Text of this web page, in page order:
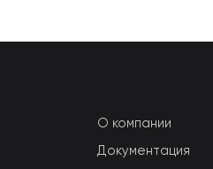
О компании
Документация